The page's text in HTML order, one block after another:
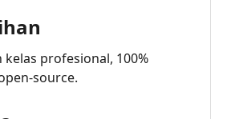
kelas profesional, 100%
source.